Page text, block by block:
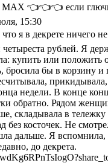
👈👈👈 если
15:30
я в декрете ничего
рублей. Я
купить или положить
бросила бы в корзину
недели. В конце
обратно. Рядом
складывала в тележку
без косточек. Не
дальше. Я вспомнила,
до декрета.